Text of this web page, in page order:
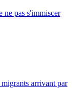
pas s'immiscer
arrivant par